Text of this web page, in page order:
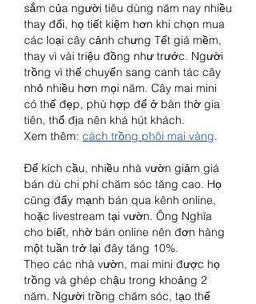
sắm của người tiêu dùng năm nay nhiều
thay đổi, họ tiết kiệm hơn khi chọn mua
các loại cây cảnh chưng Tết giá mềm,
thay vì vài triệu đồng như trước. Người
trồng vì thế chuyển sang canh tác cây
nhỏ nhiều hơn mọi năm. Cây mai mini
có thế đẹp, phù hợp để ở bàn thờ gia
tiên, thổ địa nên khá hút khách.
Xem thêm: cách trồng phôi mai vàng.
Để kích cầu, nhiều nhà vườn giảm giá
bán dù chi phí chăm sóc tăng cao. Họ
cũng đẩy mạnh bán qua kênh online,
hoặc livestream tại vườn. Ông Nghĩa
cho biết, nhờ bán online nên đơn hàng
một tuần trở lại đây tăng 10%.
Theo các nhà vườn, mai mini được họ
trồng và ghép chậu trong khoảng 2
năm. Người trồng chăm sóc, tạo thế